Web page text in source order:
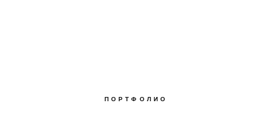
ПОРТФОЛИО